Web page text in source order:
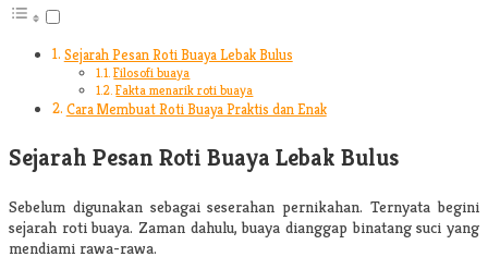
Sejarah Pesan Roti Buaya Lebak Bulus
Filosofi buaya
Fakta menarik roti buaya
Cara Membuat Roti Buaya Praktis dan Enak
Sejarah Pesan Roti Buaya Lebak Bulus
Sebelum digunakan sebagai seserahan pernikahan. Ternyata begini
sejarah roti buaya. Zaman dahulu, buaya dianggap binatang suci yang
mendiami rawa-rawa.